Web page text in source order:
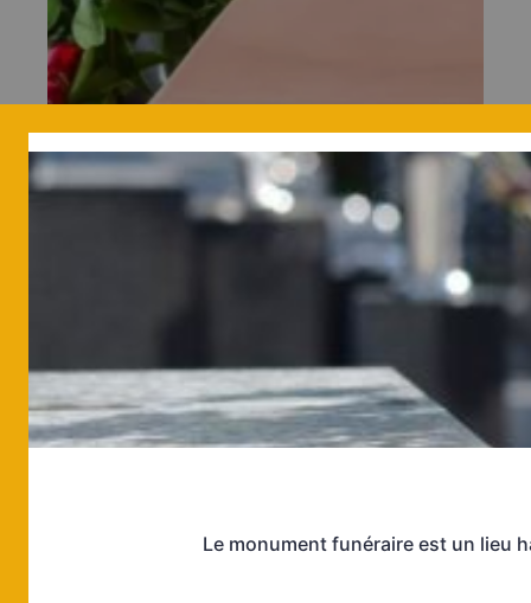
Le monument funéraire est un lieu